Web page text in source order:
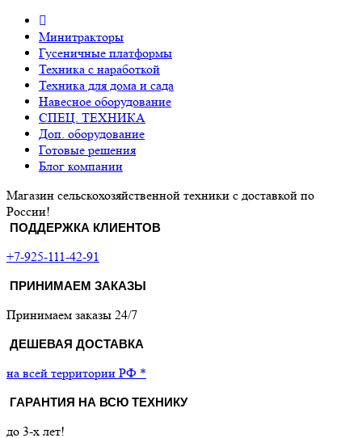
Минитракторы
Гусеничные платформы
Техника с наработкой
Техника для дома и сада
Навесное оборудование
СПЕЦ. ТЕХНИКА
Доп. оборудование
Готовые решения
Блог компании
Магазин сельскохозяйственной техники с доставкой по
России!
ПОДДЕРЖКА КЛИЕНТОВ
+7-925-111-42-91
ПРИНИМАЕМ ЗАКАЗЫ
Принимаем заказы 24/7
ДЕШЕВАЯ ДОСТАВКА
на всей территории РФ *
ГАРАНТИЯ НА ВСЮ ТЕХНИКУ
до 3-х лет!